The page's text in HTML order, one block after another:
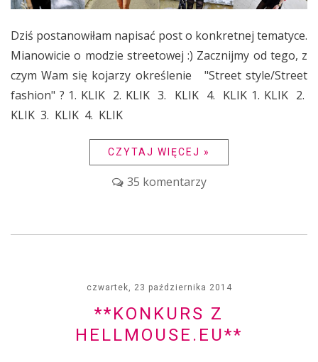
Dziś postanowiłam napisać post o konkretnej tematyce.
Mianowicie o modzie streetowej :) Zacznijmy od tego, z
czym Wam się kojarzy określenie "Street style/Street
fashion" ? 1. KLIK 2. KLIK 3. KLIK 4. KLIK 1. KLIK 2.
KLIK 3. KLIK 4. KLIK
CZYTAJ WIĘCEJ »
35 komentarzy
czwartek, 23 października 2014
**KONKURS Z
HELLMOUSE.EU**